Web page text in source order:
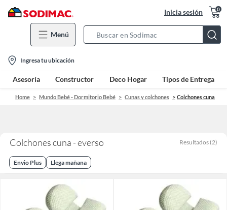
Inicia sesión 0
Menú
Bar
location-
icon
Ingresa tu ubicación
Asesoría Constructor Deco Hogar Tipos de Entrega
Home Mundo Bebé - Dormitorio Bebé Cunas y colchones Colchones cuna
Colchones cuna - everso Resultados (2)
Envio Plus Llega mañana